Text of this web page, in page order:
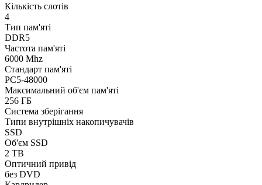
Кількість слотів
4
Тип пам'яті
DDR5
Частота пам'яті
6000 Mhz
Стандарт пам'яті
PC5-48000
Максимальний об'єм пам'яті
256 ГБ
Система зберігання
Типи внутрішніх накопичувачів
SSD
Об'єм SSD
2 TB
Оптичний привід
без DVD